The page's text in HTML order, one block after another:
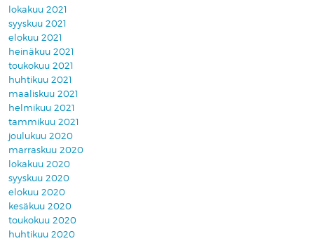
lokakuu 2021
syyskuu 2021
elokuu 2021
heinäkuu 2021
toukokuu 2021
huhtikuu 2021
maaliskuu 2021
helmikuu 2021
tammikuu 2021
joulukuu 2020
marraskuu 2020
lokakuu 2020
syyskuu 2020
elokuu 2020
kesäkuu 2020
toukokuu 2020
huhtikuu 2020